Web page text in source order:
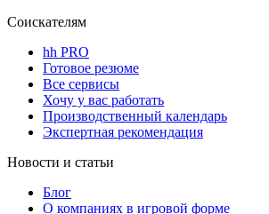
Соискателям
hh PRO
Готовое резюме
Все сервисы
Хочу у вас работать
Производственный календарь
Экспертная рекомендация
Новости и статьи
Блог
О компаниях в игровой форме